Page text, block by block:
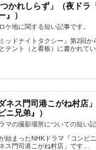
つかれしらず」（夜ドラ
』）
ケ地に関する短い記事です。
ッドナイトタクシー』第2回か
テント（と看板）に書かれて
ネス門司港こがね村店
ニ兄弟』）
マの撮影場所についての短い記
始まったNHKドラマ『コンビ
ス門司港こがね村店」です…